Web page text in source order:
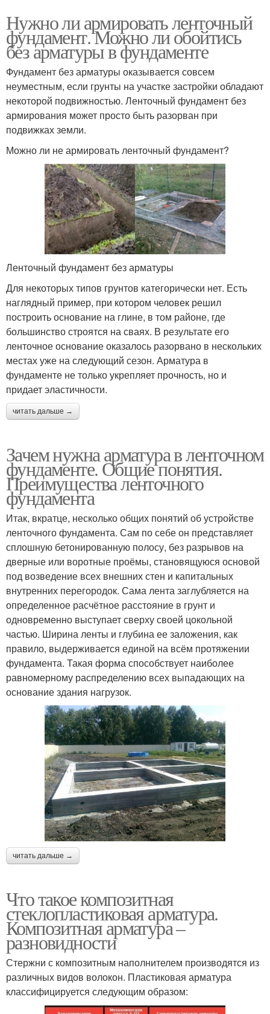
Нужно ли армировать ленточный
фундамент. Можно ли обойтись
без арматуры в фундаменте
Фундамент без арматуры оказывается совсем
неуместным, если грунты на участке застройки обладают
некоторой подвижностью. Ленточный фундамент без
армирования может просто быть разорван при
подвижках земли.
Можно ли не армировать ленточный фундамент?
Ленточный фундамент без арматуры
Для некоторых типов грунтов категорически нет. Есть
наглядный пример, при котором человек решил
построить основание на глине, в том районе, где
большинство строятся на сваях. В результате его
ленточное основание оказалось разорвано в нескольких
местах уже на следующий сезон. Арматура в
фундаменте не только укрепляет прочность, но и
придает эластичности.
читать дальше →
Зачем нужна арматура в ленточном
фундаменте. Общие понятия.
Преимущества ленточного
фундамента
Итак, вкратце, несколько общих понятий об устройстве
ленточного фундамента. Сам по себе он представляет
сплошную бетонированную полосу, без разрывов на
дверные или воротные проёмы, становящуюся основой
под возведение всех внешних стен и капитальных
внутренних перегородок. Сама лента заглубляется на
определенное расчётное расстояние в грунт и
одновременно выступает сверху своей цокольной
частью. Ширина ленты и глубина ее заложения, как
правило, выдерживается единой на всём протяжении
фундамента. Такая форма способствует наиболее
равномерному распределению всех выпадающих на
основание здания нагрузок.
читать дальше →
Что такое композитная
стеклопластиковая арматура.
Композитная арматура –
разновидности
Стержни с композитным наполнителем производятся из
различных видов волокон. Пластиковая арматура
классифицируется следующим образом: